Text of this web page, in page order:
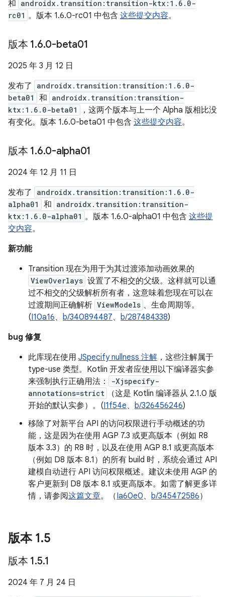
和 androidx.transition:transition-ktx:1.6.0-
rc01 。版本 1.6.0-rc01 中包含 这些提交内容。
版本 1.6.0-beta01
2025 年 3 月 12 日
发布了
androidx.transition:transition:1.6.0-
beta01
和 androidx.transition:transition-
ktx:1.6.0-beta01
，这两个版本与上一个 Alpha 版相比没
有变化。版本 1.6.0-beta01 中包含 这些提交内容。
版本 1.6.0-alpha01
2024 年 12 月 11 日
发布了
androidx.transition:transition:1.6.0-
alpha01
和 androidx.transition:transition-
ktx:1.6.0-alpha01 。版本 1.6.0-alpha01 中包含 这些提
交内容。
新功能
Transition 现在为用于为其过渡添加动画效果的
ViewOverlays 设置了不相交的父级。这样就可以通
过不相交的父级解析所有者，这意味着您现在可以在
过渡期间正确解析 ViewModels 、生命周期等。
(I10a16、 b/340894487、 b/287484338)
bug 修复
此库现在使用 JSpecify nullness 注解 ，这些注解属于
type-use 类型。Kotlin 开发者应使用以下编译器实参
来强制执行正确用法：
-Xjspecify-
annotations=strict
（这是 Kotlin 编译器从 2.1.0 版
开始的默认实参）。(I1f54e、 b/326456246)
移除了对新平台 API 的访问权限进行手动概述的功
能，这是因为在使用 AGP 7.3 或更高版本（例如 R8
版本 3.3）的 R8 时，以及在使用 AGP 8.1 或更高版本
（例如 D8 版本 8.1）的所有 build 时，系统会通过 API
建模自动进行 API 访问权限概述。建议未使用 AGP 的
客户更新到 D8 版本 8.1 或更高版本。如需了解更多详
情，请参阅这篇文章。（Ia60e0、 b/345472586）
版本 1.5
版本 1.5.1
2024 年 7 月 24 日